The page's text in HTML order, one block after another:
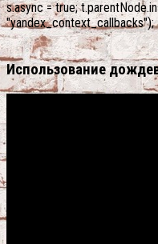
s.async = true;
"yandex_context_callbacks");
Использование